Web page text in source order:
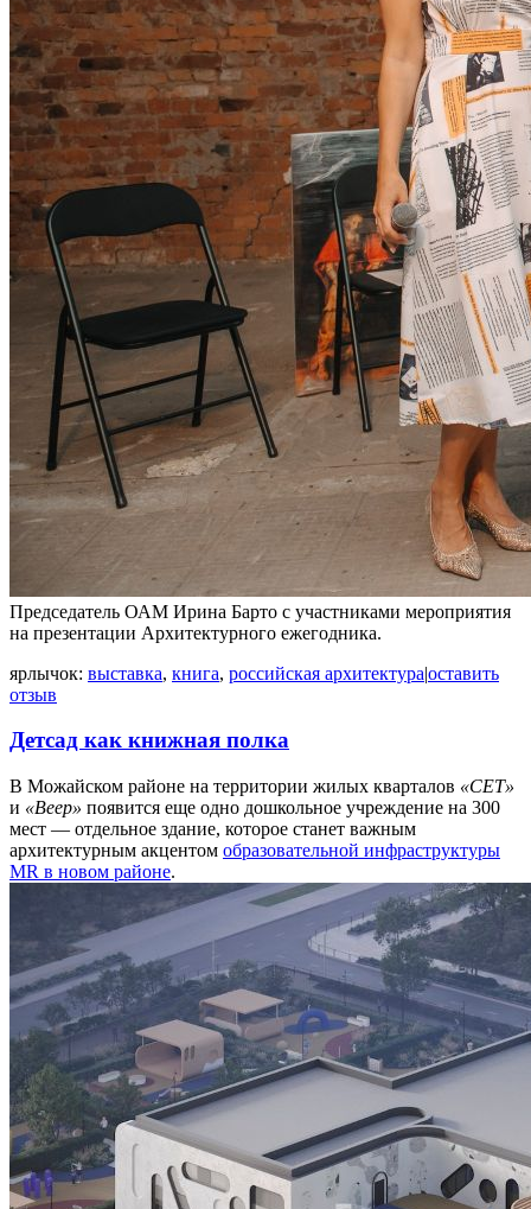
Председатель ОАМ Ирина Барто с участниками мероприятия
на презентации Архитектурного ежегодника.
ярлычок: выставка, книга, российская архитектура|оставить
отзыв
Детсад как книжная полка
В Можайском районе на территории жилых кварталов «СЕТ»
и «Веер» появится еще одно дошкольное учреждение на 300
мест — отдельное здание, которое станет важным
архитектурным акцентом образовательной инфраструктуры
MR в новом районе.